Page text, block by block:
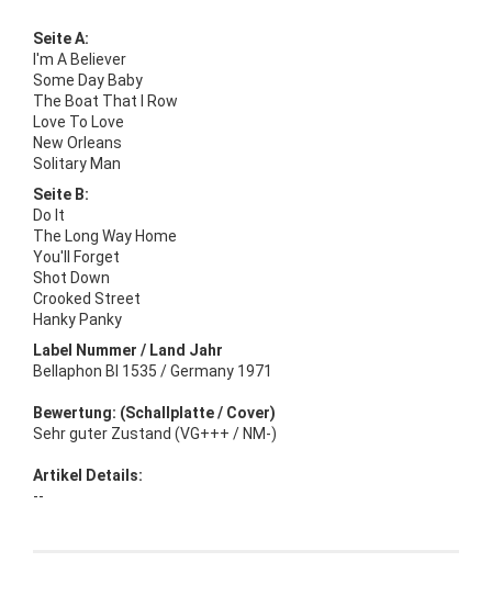
Seite A:
I'm A Believer
Some Day Baby
The Boat That I Row
Love To Love
New Orleans
Solitary Man
Seite B:
Do It
The Long Way Home
You'll Forget
Shot Down
Crooked Street
Hanky Panky
Label Nummer / Land Jahr
Bellaphon BI 1535 / Germany 1971
Bewertung: (Schallplatte / Cover)
Sehr guter Zustand (VG+++ / NM-)
Artikel Details:
--